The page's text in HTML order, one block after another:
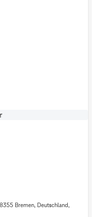
Bremen, Deutschland,